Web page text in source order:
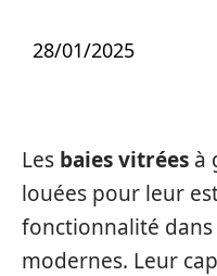
28/01/2025
Les baies vitrées à
louées pour leur
fonctionnalité
modernes. Leur